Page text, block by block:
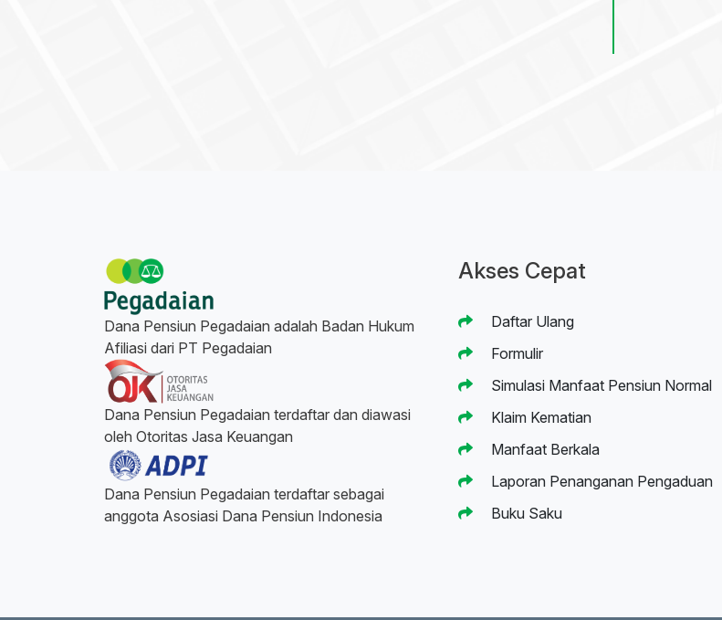
Dana Pensiun Pegadaian adalah Badan Hukum
Afiliasi dari PT Pegadaian
Dana Pensiun Pegadaian terdaftar dan diawasi
oleh Otoritas Jasa Keuangan
Dana Pensiun Pegadaian terdaftar sebagai
anggota Asosiasi Dana Pensiun Indonesia
Akses Cepat
Daftar Ulang
Formulir
Simulasi Manfaat Pensiun Normal
Klaim Kematian
Manfaat Berkala
Laporan Penanganan Pengaduan
Buku Saku